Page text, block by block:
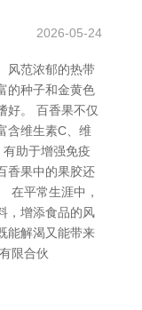
2026-05-24
风范浓郁的热带
的种子和金黄色
好。 百香果不仅
含维生素C、维
助于增强免疫
香果中的果胶还
在平常生涯中，
，增添食品的风
能解渴又能带来
限合伙